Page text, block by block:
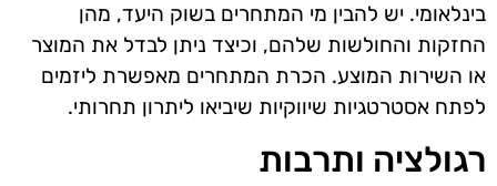
בינלאומי. יש להבין מי המתחרים בשוק היעד, מהן
החזקות והחולשות שלהם, וכיצד ניתן לבדל את המוצר
או השירות המוצע. הכרת המתחרים מאפשרת ליזמים
לפתח אסטרטגיות שיווקיות שיביאו ליתרון תחרותי.
רגולציה ותרבות